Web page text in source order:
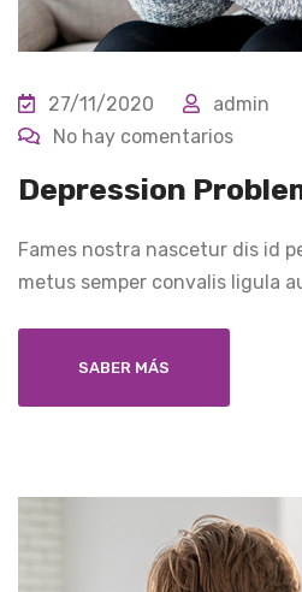
27/11/2020
admin
No hay comentarios
Depression
Fames nostra nascetur dis id
metus semper convalis ligula
SABER MÁS